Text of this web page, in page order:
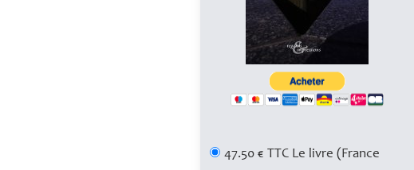
47.50 € TTC Le livre (France